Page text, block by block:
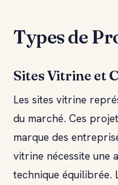
Types de
Sites Vitrine et
Les sites vitrine
du marché. Ces
marque des
vitrine nécessite une
technique équilibrée.